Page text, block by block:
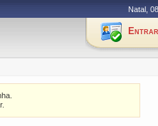
Natal,
Entrar